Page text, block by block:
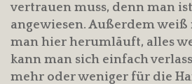
vertrauen muss, denn man
angewiesen. Außerdem weiß
man hier herumläuft, alles
kann man sich einfach
mehr oder weniger für die